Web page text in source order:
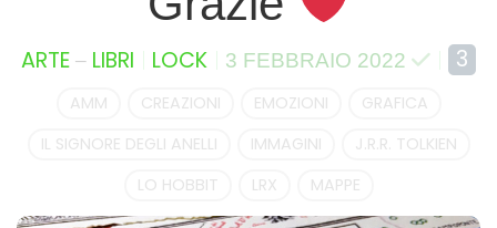
ARTE– LIBRI LOCK 3 FEBBRAIO 2022 3
AMM CREAZIONI EMOZIONI
GRAFICA
IL SIGNORE DEGLI ANELLI
IMMAGINI
J.R.R. TOLKIEN
LO HOBBIT
LRX MAPPE